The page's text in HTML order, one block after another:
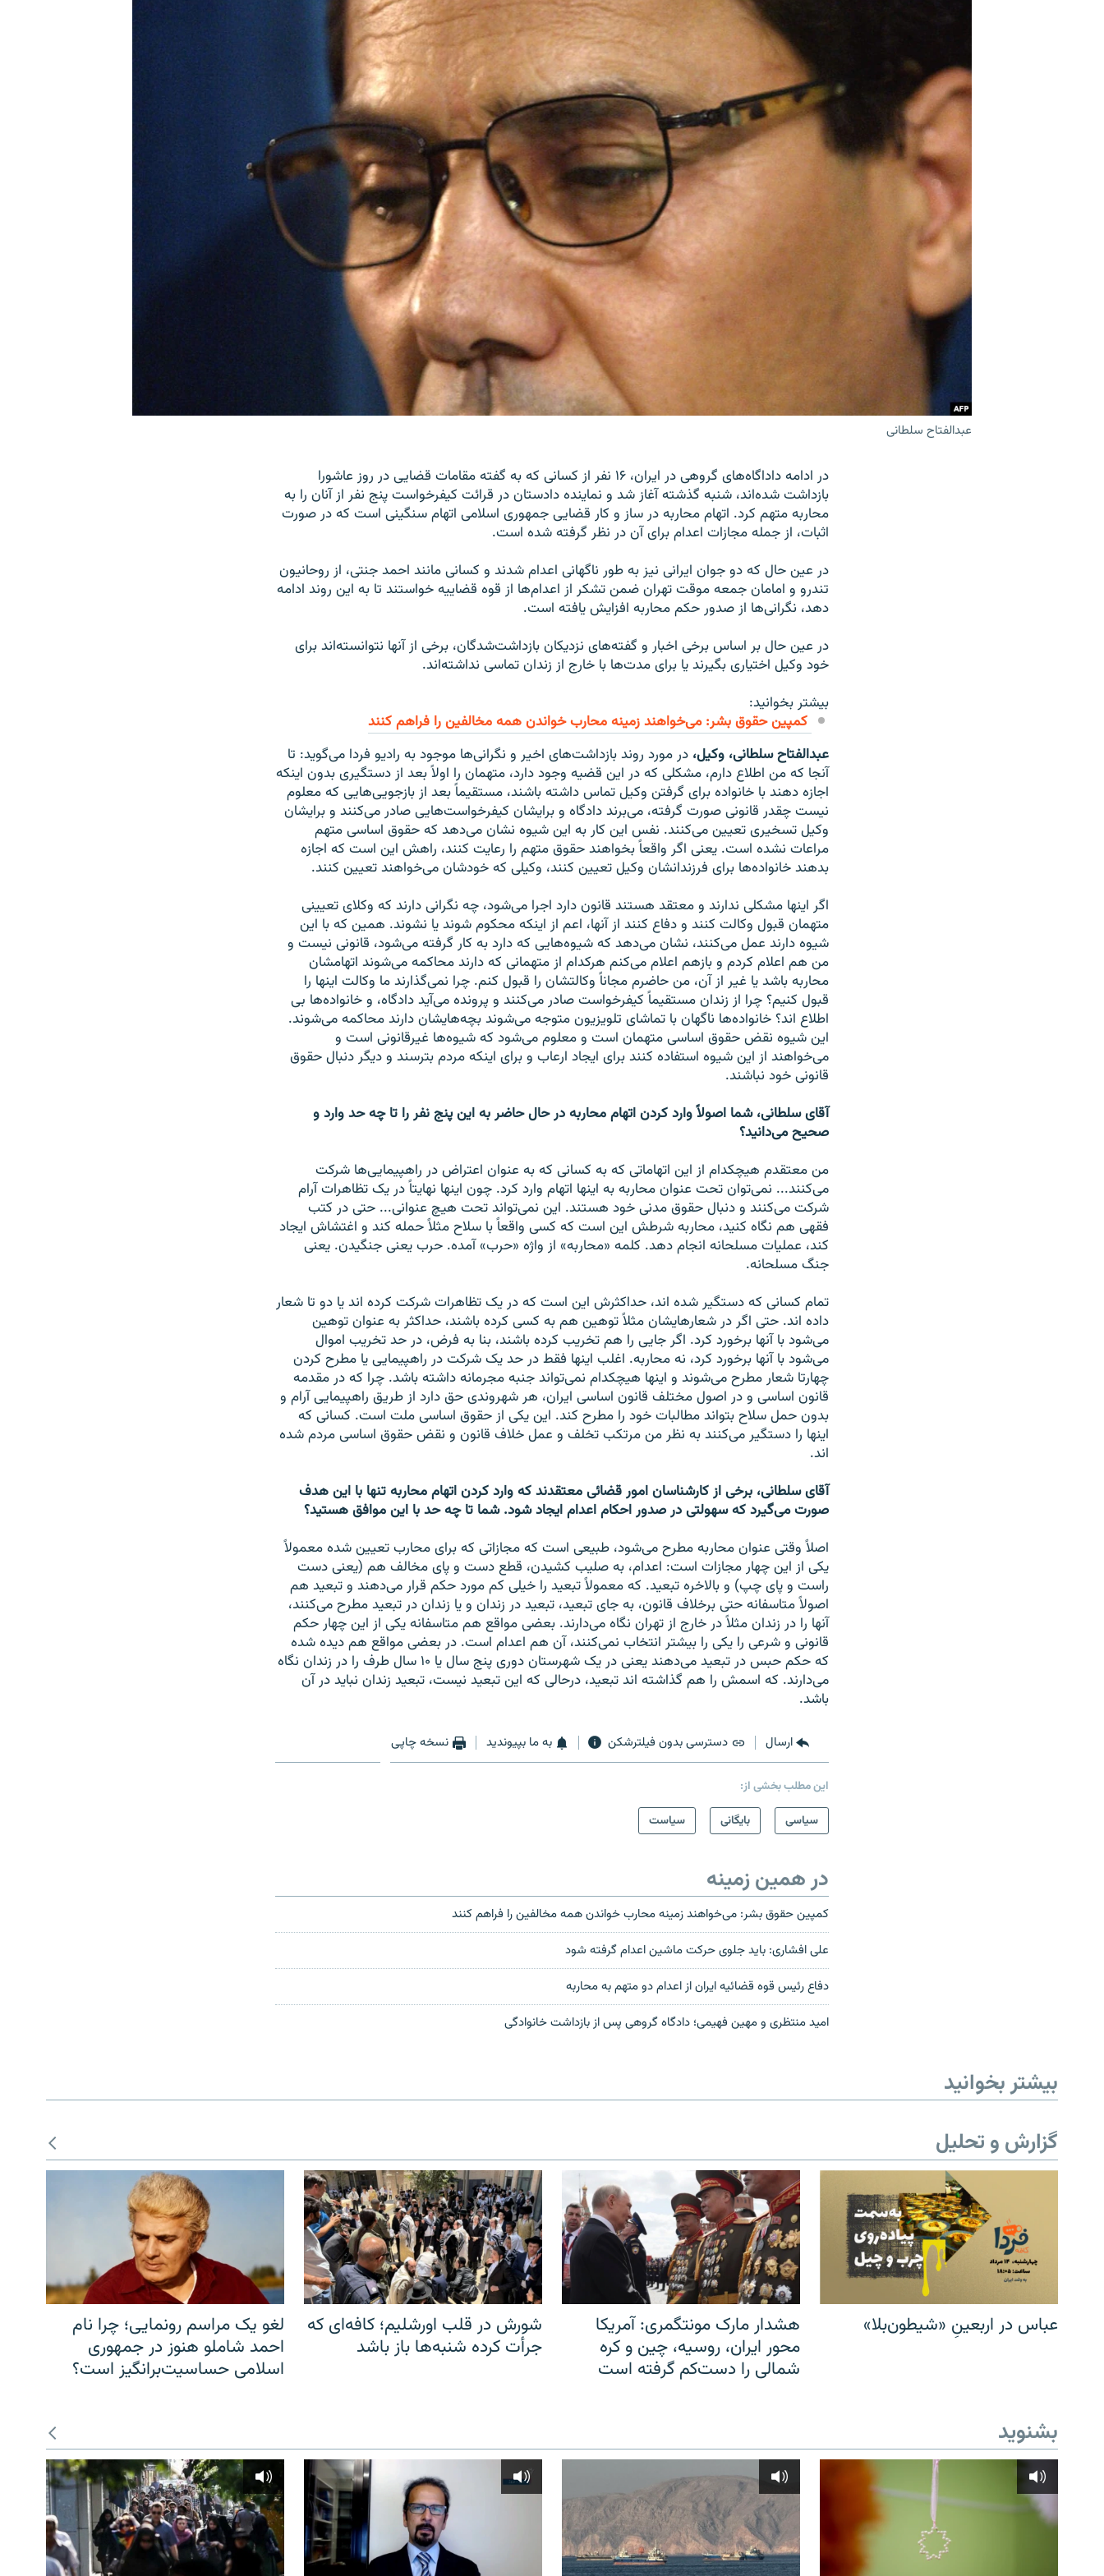
عبدالفتاح سلطانی
در ادامه داداگاه‌های گروهی در ایران، ۱۶ نفر از کسانی که به گفته مقامات قضایی در روز عاشورا
بازداشت شده‌اند، شنبه گذشته آغاز شد و نماینده دادستان در قرائت کیفرخواست پنج نفر از آنان را به
محاربه متهم کرد. اتهام محاربه در ساز و کار قضایی جمهوری اسلامی اتهام سنگینی است که در صورت
اثبات، از جمله مجازات اعدام برای آن در نظر گرفته شده است.
در عین حال که دو جوان ایرانی نیز به طور ناگهانی اعدام شدند و کسانی مانند احمد جنتی، از روحانیون
تندرو و امامان جمعه موقت تهران ضمن تشکر از اعدام‌ها از قوه قضاییه خواستند تا به این روند ادامه
دهد، نگرانی‌ها از صدور حکم محاربه افزایش یافته است.
در عین حال بر اساس برخی اخبار و گفته‌های نزدیکان بازداشت‌شدگان، برخی از آنها نتوانسته‌اند برای
خود وکیل اختیاری بگیرند یا برای مدت‌ها با خارج از زندان تماسی نداشته‌اند.
بیشتر بخوانید:
کمپین حقوق بشر: می‌خواهند زمینه محارب خواندن همه مخالفین را فراهم کنند
عبدالفتاح سلطانی، وکیل، در مورد روند بازداشت‌های اخیر و نگرانی‌ها موجود به رادیو فردا می‌گوید: تا
آنجا که من اطلاع دارم، مشکلی که در این قضیه وجود دارد، متهمان را اولاً بعد از دستگیری بدون اینکه
اجازه دهند با خانواده برای گرفتن وکیل تماس داشته باشند، مستقیماً بعد از بازجویی‌هایی که معلوم
نیست چقدر قانونی صورت گرفته، می‌برند دادگاه و برایشان کیفرخواست‌هایی صادر می‌کنند و برایشان
وکیل تسخیری تعیین می‌کنند. نفس این کار به این شیوه نشان می‌دهد که حقوق اساسی متهم
مراعات نشده است. یعنی اگر واقعاً بخواهند حقوق متهم را رعایت کنند، راهش این است که اجازه
بدهند خانواده‌ها برای فرزندانشان وکیل تعیین کنند، وکیلی که خودشان می‌خواهند تعیین کنند.
اگر اینها مشکلی ندارند و معتقد هستند قانون دارد اجرا می‌شود، چه نگرانی دارند که وکلای تعیینی
متهمان قبول وکالت کنند و دفاع کنند از آنها، اعم از اینکه محکوم شوند یا نشوند. همین که با این
شیوه دارند عمل می‌کنند، نشان می‌دهد که شیوه‌هایی که دارد به کار گرفته می‌شود، قانونی نیست و
من هم اعلام کردم و بازهم اعلام می‌کنم هرکدام از متهمانی که دارند محاکمه می‌شوند اتهامشان
محاربه باشد یا غیر از آن، من حاضرم مجاناً وکالتشان را قبول کنم. چرا نمی‌گذارند ما وکالت اینها را
قبول کنیم؟ چرا از زندان مستقیماً کیفرخواست صادر می‌کنند و پرونده می‌آید دادگاه، و خانواده‌ها بی
اطلاع اند؟ خانواده‌ها ناگهان با تماشای تلویزیون متوجه می‌شوند بچه‌هایشان دارند محاکمه می‌شوند.
این شیوه نقض حقوق اساسی متهمان است و معلوم می‌شود که شیوه‌ها غیرقانونی است و
می‌خواهند از این شیوه استفاده کنند برای ایجاد ارعاب و برای اینکه مردم بترسند و دیگر دنبال حقوق
قانونی خود نباشند.
آقای سلطانی، شما اصولاً وارد کردن اتهام محاربه در حال حاضر به این پنج نفر را تا چه حد وارد و
صحیح می‌دانید؟
من معتقدم هیچکدام از این اتهاماتی که به کسانی که به عنوان اعتراض در راهپیمایی‌ها شرکت
می‌کنند... نمی‌توان تحت عنوان محاربه به اینها اتهام وارد کرد. چون اینها نهایتاً در یک تظاهرات آرام
شرکت می‌کنند و دنبال حقوق مدنی خود هستند. این نمی‌تواند تحت هیچ عنوانی... حتی در کتب
فقهی هم نگاه کنید، محاربه شرطش این است که کسی واقعاً با سلاح مثلاً حمله کند و اغتشاش ایجاد
کند، عملیات مسلحانه انجام دهد. کلمه «محاربه» از واژه «حرب» آمده. حرب یعنی جنگیدن. یعنی
جنگ مسلحانه.
تمام کسانی که دستگیر شده اند، حداکثرش این است که در یک تظاهرات شرکت کرده اند یا دو تا شعار
داده اند. حتی اگر در شعارهایشان مثلاً توهین هم به کسی کرده باشند، حداکثر به عنوان توهین
می‌شود با آنها برخورد کرد. اگر جایی را هم تخریب کرده باشند، بنا به فرض، در حد تخریب اموال
می‌شود با آنها برخورد کرد، نه محاربه. اغلب اینها فقط در حد یک شرکت در راهپیمایی یا مطرح کردن
چهارتا شعار مطرح می‌شوند و اینها هیچکدام نمی‌تواند جنبه مجرمانه داشته باشد. چرا که در مقدمه
قانون اساسی و در اصول مختلف قانون اساسی ایران، هر شهروندی حق دارد از طریق راهپیمایی آرام و
بدون حمل سلاح بتواند مطالبات خود را مطرح کند. این یکی از حقوق اساسی ملت است. کسانی که
اینها را دستگیر می‌کنند به نظر من مرتکب تخلف و عمل خلاف قانون و نقض حقوق اساسی مردم شده
اند.
آقای سلطانی، برخی از کارشناسان امور قضائی معتقدند که وارد کردن اتهام محاربه تنها با این هدف
صورت می‌گیرد که سهولتی در صدور احکام اعدام ایجاد شود. شما تا چه حد با این موافق هستید؟
اصلاً وقتی عنوان محاربه مطرح می‌شود، طبیعی است که مجازاتی که برای محارب تعیین شده معمولاً
یکی از این چهار مجازات است: اعدام، به صلیب کشیدن، قطع دست و پای مخالف هم (یعنی دست
راست و پای چپ) و بالاخره تبعید. که معمولاً تبعید را خیلی کم مورد حکم قرار می‌دهند و تبعید هم
اصولاً متاسفانه حتی برخلاف قانون، به جای تبعید، تبعید در زندان و یا زندان در تبعید مطرح می‌کنند،
آنها را در زندان مثلاً در خارج از تهران نگاه می‌دارند. بعضی مواقع هم متاسفانه یکی از این چهار حکم
قانونی و شرعی را یکی را بیشتر انتخاب نمی‌کنند، آن هم اعدام است. در بعضی مواقع هم دیده شده
که حکم حبس در تبعید می‌دهند یعنی در یک شهرستان دوری پنج سال یا ۱۰ سال طرف را در زندان نگاه
می‌دارند. که اسمش را هم گذاشته اند تبعید، درحالی که این تبعید نیست، تبعید زندان نباید در آن
باشد.
ارسال دسترسی بدون فیلترشکن به ما بپیوندید نسخه چاپی
این مطلب بخشی از:
سیاسی
بایگانی سیاست
در همین زمینه
کمپین حقوق بشر: می‌خواهند زمینه محارب خواندن همه مخالفین را فراهم کنند
علی افشاری: باید جلوی حرکت ماشین اعدام گرفته شود
دفاع رئیس قوه قضائیه ایران از اعدام دو متهم به محاربه
امید منتظری و مهین فهیمی؛ دادگاه گروهی پس از بازداشت خانوادگی
بیشتر بخوانید
گزارش و تحلیل
عباس در اربعینِ «شیطون‌بلا»
هشدار مارک مونتگمری: آمریکا
محور ایران، روسیه، چین و کره
شمالی را دست‌کم گرفته است
شورش در قلب اورشلیم؛ کافه‌ای که
جرأت کرده شنبه‌ها باز باشد
لغو یک مراسم رونمایی؛ چرا نام
احمد شاملو هنوز در جمهوری
اسلامی حساسیت‌برانگیز است؟
بشنوید